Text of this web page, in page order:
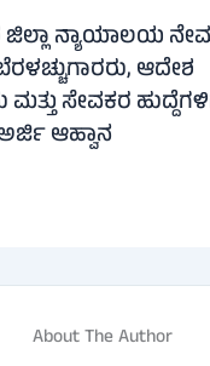
ನ್ಯಾಯಾಲಯ
ಆದೇಶ
ಮತ್ತು ಸೇವಕರ
ಆಹ್ವಾನ
About The Author